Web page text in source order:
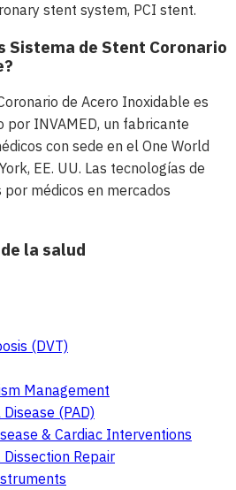
stent system, PCI stent.
Sistema de Stent Coronario
de Acero Inoxidable es
INVAMED, un fabricante
con sede en el One World
EE. UU. Las tecnologías de
médicos en mercados
la salud
(DVT)
Management
(PAD)
& Cardiac Interventions
Repair